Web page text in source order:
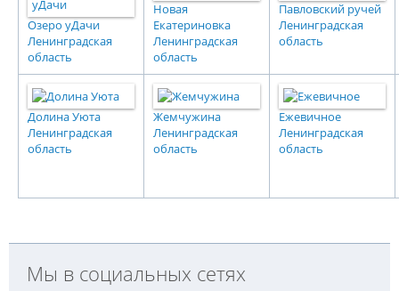
Озеро уДачи
Ленинградская
область
Новая
Екатериновка
Ленинградская
область
Павловский ручей
Ленинградская
область
Долина Уюта
Ленинградская
область
Жемчужина
Ленинградская
область
Ежевичное
Ленинградская
область
Мы в социальных сетях